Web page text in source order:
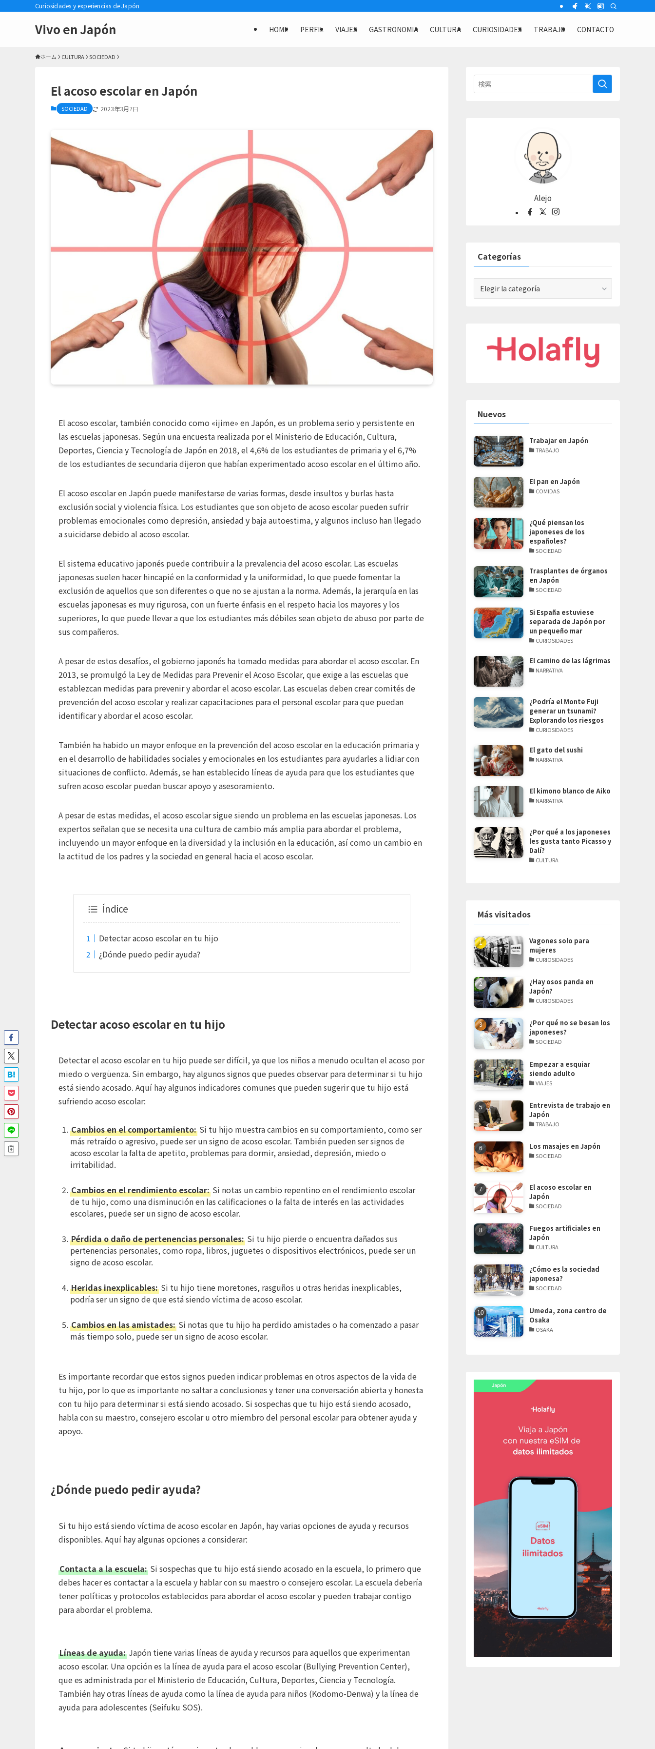
Curiosidades y experiencias de Japón
Vivo en Japón HOME PERFIL VIAJES GASTRONOMIA CULTURA CURIOSIDADES TRABAJO CONTACTO
ホーム CULTURA SOCIEDAD
El acoso escolar en Japón
SOCIEDAD 2023年3月7日
El acoso escolar, también conocido como «ijime» en Japón, es un problema serio y persistente en
las escuelas japonesas. Según una encuesta realizada por el Ministerio de Educación, Cultura,
Deportes, Ciencia y Tecnología de Japón en 2018, el 4,6% de los estudiantes de primaria y el 6,7%
de los estudiantes de secundaria dijeron que habían experimentado acoso escolar en el último año.
El acoso escolar en Japón puede manifestarse de varias formas, desde insultos y burlas hasta
exclusión social y violencia física. Los estudiantes que son objeto de acoso escolar pueden sufrir
problemas emocionales como depresión, ansiedad y baja autoestima, y algunos incluso han llegado
a suicidarse debido al acoso escolar.
El sistema educativo japonés puede contribuir a la prevalencia del acoso escolar. Las escuelas
japonesas suelen hacer hincapié en la conformidad y la uniformidad, lo que puede fomentar la
exclusión de aquellos que son diferentes o que no se ajustan a la norma. Además, la jerarquía en las
escuelas japonesas es muy rigurosa, con un fuerte énfasis en el respeto hacia los mayores y los
superiores, lo que puede llevar a que los estudiantes más débiles sean objeto de abuso por parte de
sus compañeros.
A pesar de estos desafíos, el gobierno japonés ha tomado medidas para abordar el acoso escolar. En
2013, se promulgó la Ley de Medidas para Prevenir el Acoso Escolar, que exige a las escuelas que
establezcan medidas para prevenir y abordar el acoso escolar. Las escuelas deben crear comités de
prevención del acoso escolar y realizar capacitaciones para el personal escolar para que puedan
identificar y abordar el acoso escolar.
También ha habido un mayor enfoque en la prevención del acoso escolar en la educación primaria y
en el desarrollo de habilidades sociales y emocionales en los estudiantes para ayudarles a lidiar con
situaciones de conflicto. Además, se han establecido líneas de ayuda para que los estudiantes que
sufren acoso escolar puedan buscar apoyo y asesoramiento.
A pesar de estas medidas, el acoso escolar sigue siendo un problema en las escuelas japonesas. Los
expertos señalan que se necesita una cultura de cambio más amplia para abordar el problema,
incluyendo un mayor enfoque en la diversidad y la inclusión en la educación, así como un cambio en
la actitud de los padres y la sociedad en general hacia el acoso escolar.
Índice
Detectar acoso escolar en tu hijo
¿Dónde puedo pedir ayuda?
Detectar acoso escolar en tu hijo
Detectar el acoso escolar en tu hijo puede ser difícil, ya que los niños a menudo ocultan el acoso por
miedo o vergüenza. Sin embargo, hay algunos signos que puedes observar para determinar si tu hijo
está siendo acosado. Aquí hay algunos indicadores comunes que pueden sugerir que tu hijo está
sufriendo acoso escolar:
Cambios en el comportamiento: Si tu hijo muestra cambios en su comportamiento, como ser
más retraído o agresivo, puede ser un signo de acoso escolar. También pueden ser signos de
acoso escolar la falta de apetito, problemas para dormir, ansiedad, depresión, miedo o
irritabilidad.
Cambios en el rendimiento escolar: Si notas un cambio repentino en el rendimiento escolar
de tu hijo, como una disminución en las calificaciones o la falta de interés en las actividades
escolares, puede ser un signo de acoso escolar.
Pérdida o daño de pertenencias personales: Si tu hijo pierde o encuentra dañados sus
pertenencias personales, como ropa, libros, juguetes o dispositivos electrónicos, puede ser un
signo de acoso escolar.
Heridas inexplicables: Si tu hijo tiene moretones, rasguños u otras heridas inexplicables,
podría ser un signo de que está siendo víctima de acoso escolar.
Cambios en las amistades: Si notas que tu hijo ha perdido amistades o ha comenzado a pasar
más tiempo solo, puede ser un signo de acoso escolar.
Es importante recordar que estos signos pueden indicar problemas en otros aspectos de la vida de
tu hijo, por lo que es importante no saltar a conclusiones y tener una conversación abierta y honesta
con tu hijo para determinar si está siendo acosado. Si sospechas que tu hijo está siendo acosado,
habla con su maestro, consejero escolar u otro miembro del personal escolar para obtener ayuda y
apoyo.
¿Dónde puedo pedir ayuda?
Si tu hijo está siendo víctima de acoso escolar en Japón, hay varias opciones de ayuda y recursos
disponibles. Aquí hay algunas opciones a considerar:
Contacta a la escuela: Si sospechas que tu hijo está siendo acosado en la escuela, lo primero que
debes hacer es contactar a la escuela y hablar con su maestro o consejero escolar. La escuela debería
tener políticas y protocolos establecidos para abordar el acoso escolar y pueden trabajar contigo
para abordar el problema.
Líneas de ayuda: Japón tiene varias líneas de ayuda y recursos para aquellos que experimentan
acoso escolar. Una opción es la línea de ayuda para el acoso escolar (Bullying Prevention Center),
que es administrada por el Ministerio de Educación, Cultura, Deportes, Ciencia y Tecnología.
También hay otras líneas de ayuda como la línea de ayuda para niños (Kodomo-Denwa) y la línea de
ayuda para adolescentes (Seifuku SOS).
Alejo
Categorías
Nuevos
Trabajar en Japón
TRABAJO
El pan en Japón
COMIDAS
¿Qué piensan los
japoneses de los
españoles?
SOCIEDAD
Trasplantes de órganos
en Japón
SOCIEDAD
Si España estuviese
separada de Japón por
un pequeño mar
CURIOSIDADES
El camino de las lágrimas
NARRATIVA
¿Podría el Monte Fuji
generar un tsunami?
Explorando los riesgos
CURIOSIDADES
El gato del sushi
NARRATIVA
El kimono blanco de Aiko
NARRATIVA
¿Por qué a los japoneses
les gusta tanto Picasso y
Dalí?
CULTURA
Más visitados
Vagones solo para
mujeres
CURIOSIDADES
¿Hay osos panda en
Japón?
CURIOSIDADES
¿Por qué no se besan los
japoneses?
SOCIEDAD
Empezar a esquiar
siendo adulto
VIAJES
Entrevista de trabajo en
Japón
TRABAJO
Los masajes en Japón
SOCIEDAD
El acoso escolar en
Japón
SOCIEDAD
Fuegos artificiales en
Japón
CULTURA
¿Cómo es la sociedad
japonesa?
SOCIEDAD
Umeda, zona centro de
Osaka
OSAKA